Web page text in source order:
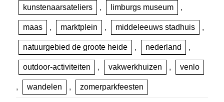
kunstenaarsateliers , limburgs museum ,
maas , marktplein , middeleeuws stadhuis ,
natuurgebied de groote heide , nederland ,
outdoor-activiteiten , vakwerkhuizen , venlo
, wandelen , zomerparkfeesten